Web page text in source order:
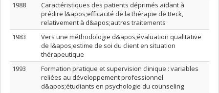
1988
Caractéristiques des patients déprimés aidant à
prédire l&apos;efficacité de la thérapie de Beck,
relativement à d&apos;autres traitements
1983
Vers une méthodologie d&apos;évaluation qualitative
de l&apos;estime de soi du client en situation
thérapeutique
1993
Formation pratique et supervision clinique : variables
reliées au développement professionnel
d&apos;étudiants en psychologie du counseling